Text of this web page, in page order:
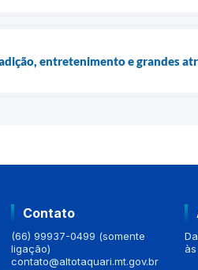
entretenimento e grandes
Contato
(66) 99937-0499 (somente
ligação)
contato@altotaquari.mt.gov.br